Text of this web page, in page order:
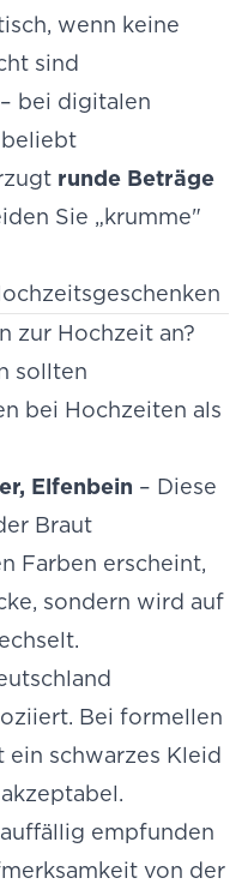
wenn keine
sind
– bei digitalen
runde Beträge
Sie „krumme"
zur Hochzeit an?
sollten
bei Hochzeiten als
Elfenbein – Diese
Braut
Farben erscheint,
sondern wird auf
Bei formellen
schwarzes Kleid
empfunden
von der